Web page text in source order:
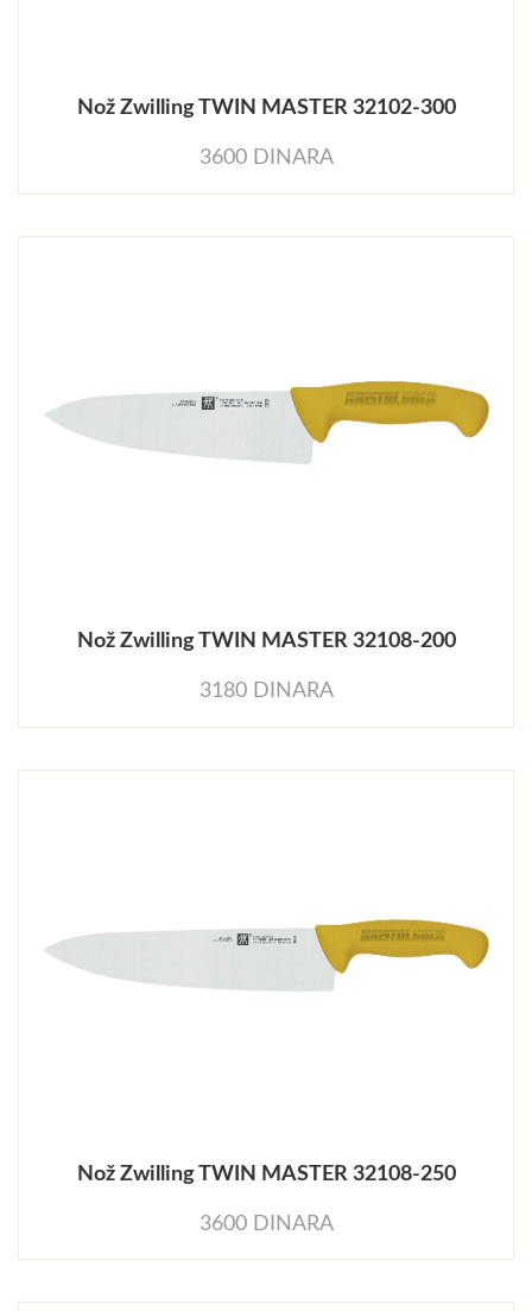
Nož Zwilling TWIN MASTER 32102-300
3600 DINARA
Nož Zwilling TWIN MASTER 32108-200
3180 DINARA
Nož Zwilling TWIN MASTER 32108-250
3600 DINARA